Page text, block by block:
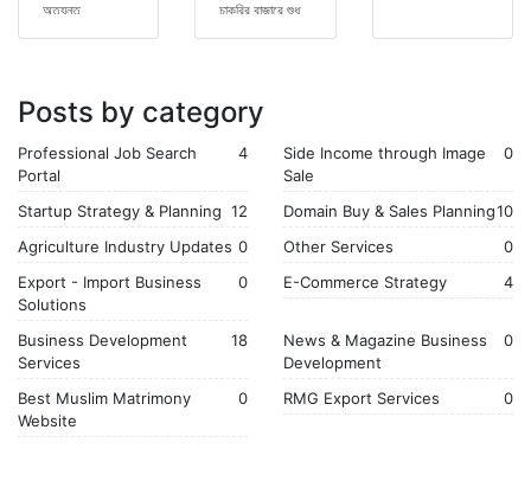
অত্যন্ত
চাকরির বাজারে শুধু
বেতন, উন্নত কর্...
Posts by category
Professional Job Search
Portal
4
Side Income through Image
Sale
0
Startup Strategy & Planning 12 Domain Buy & Sales Planning10
Agriculture Industry Updates 0 Other Services
0
Export - Import Business
Solutions
0 E-Commerce Strategy 4
Business Development
Services
18
News & Magazine Business
Development
0
Best Muslim Matrimony
Website
0 RMG Export Services 0